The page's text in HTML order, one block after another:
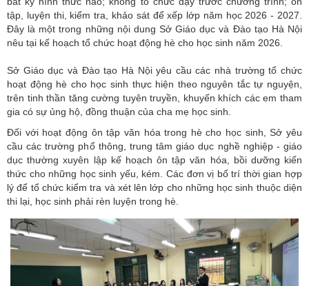
tập, luyện thi, kiểm tra, khảo sát để xếp lớp năm học 2026 - 2027.
Đây là một trong những nội dung Sở Giáo dục và Đào tạo Hà Nội
nêu tại kế hoạch tổ chức hoạt động hè cho học sinh năm 2026.
Sở Giáo dục và Đào tạo Hà Nộiyêu cầu các nhà trường tổ chức
hoạt động hè cho học sinh thực hiện theo nguyên tắc tự nguyện,
trên tinh thần tăng cường tuyên truyền, khuyến khích các em tham
gia có sự ủng hộ, đồng thuận của cha mẹ học sinh.
Đối với hoạt động ôn tập văn hóa trong hè cho học sinh, Sở yêu
cầu các trường phổ thông, trung tâm giáo dục nghề nghiệp - giáo
dục thường xuyên lập kế hoạch ôn tập văn hóa, bồi dưỡng kiến
thức cho những học sinh yếu, kém. Các đơn vị bố trí thời gian hợp
lý để tổ chức kiểm tra và xét lên lớp cho những học sinh thuộc diện
thi lại, học sinh phải rèn luyện trong hè.